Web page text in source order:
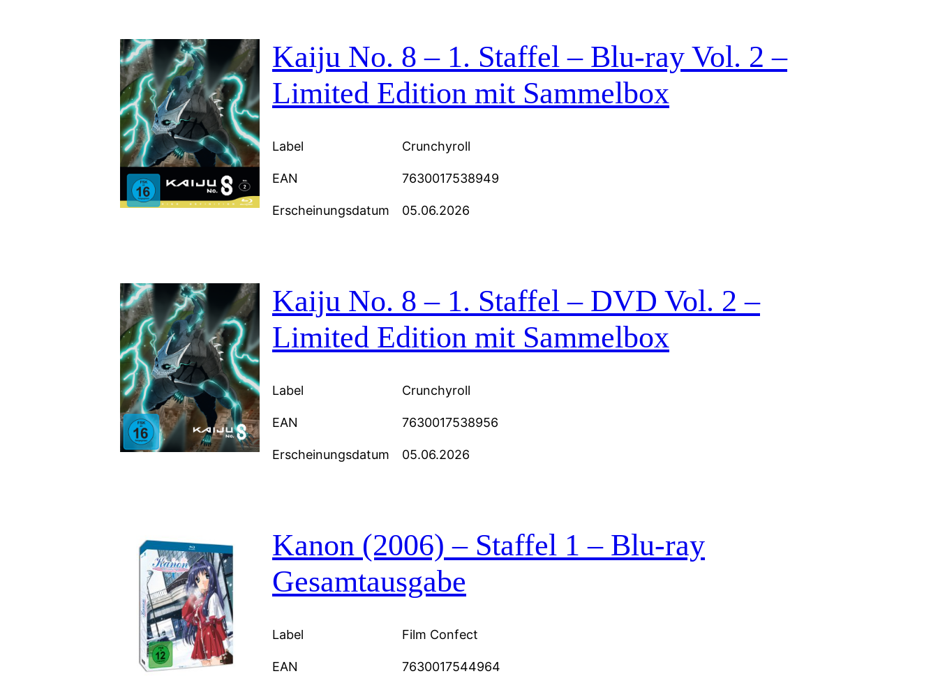
Kaiju No. 8 – 1. Staffel – Blu-ray Vol. 2 –
Limited Edition mit Sammelbox
Label Crunchyroll
EAN 7630017538949
Erscheinungsdatum 05.06.2026
Kaiju No. 8 – 1. Staffel – DVD Vol. 2 –
Limited Edition mit Sammelbox
Label Crunchyroll
EAN 7630017538956
Erscheinungsdatum 05.06.2026
Kanon (2006) – Staffel 1 – Blu-ray
Gesamtausgabe
Label Film Confect
EAN 7630017544964